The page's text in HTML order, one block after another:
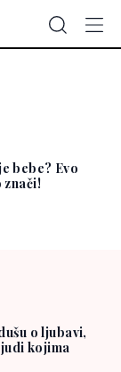
bebe? Evo
znači!
o ljubavi,
kojima